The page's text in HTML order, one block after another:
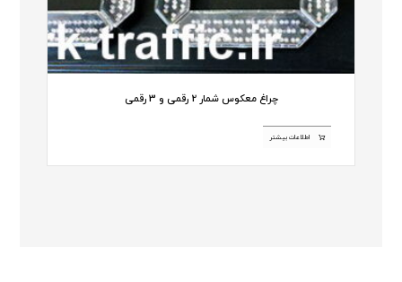
چراغ معکوس شمار 2 رقمی و 3 رقمی
اطلاعات بیشتر